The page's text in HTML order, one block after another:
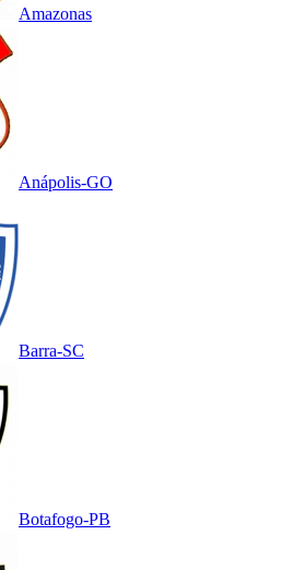
Amazonas
Anápolis-GO
Barra-SC
Botafogo-PB